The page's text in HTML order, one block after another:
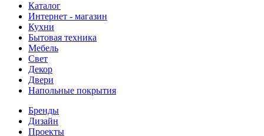
Каталог
Интернет - магазин
Кухни
Бытовая техника
Мебель
Свет
Декор
Двери
Напольные покрытия
Бренды
Дизайн
Проекты